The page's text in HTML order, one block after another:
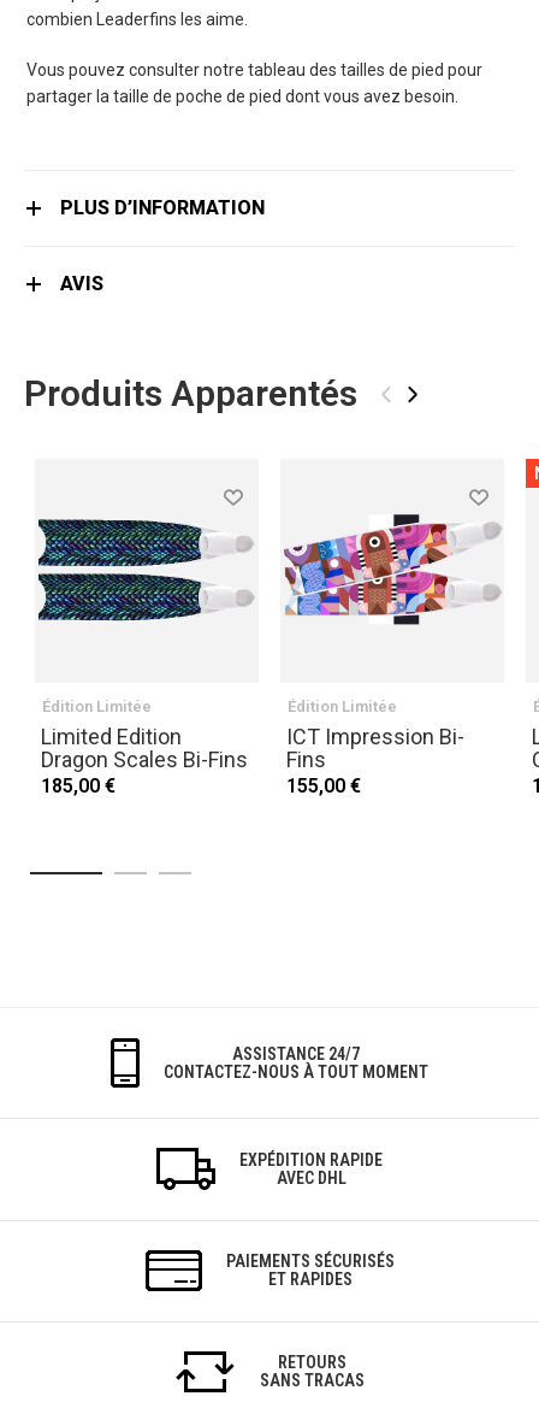
combien Leaderfins les aime.
Vous pouvez consulter notre tableau des tailles de pied pour
partager la taille de poche de pied dont vous avez besoin.
PLUS D’INFORMATION
AVIS
Produits Apparentés ‹ ›
Édition Limitée
Limited Edition
Dragon Scales Bi-Fins
185,00 €
Édition Limitée
ICT Impression Bi-
Fins
155,00 €
ASSISTANCE 24/7
CONTACTEZ-NOUS À TOUT MOMENT
EXPÉDITION RAPIDE
AVEC DHL
PAIEMENTS SÉCURISÉS
ET RAPIDES
RETOURS
SANS TRACAS